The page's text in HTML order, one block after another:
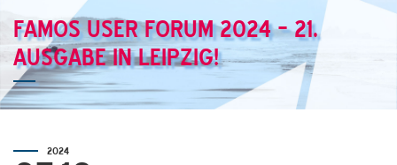
FAMOS USER FORUM 2024 – 21.
AUSGABE IN LEIPZIG!
2024